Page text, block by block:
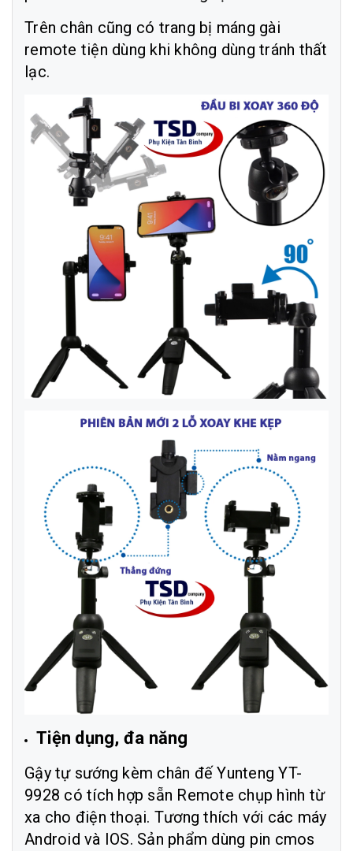
Trên chân cũng có trang bị máng gài
remote tiện dùng khi không dùng tránh thất
lạc.
Tiện dụng, đa năng
Gậy tự sướng kèm chân đế Yunteng YT-
9928 có tích hợp sẵn Remote chụp hình từ
xa cho điện thoại. Tương thích với các máy
Android và IOS. Sản phẩm dùng pin cmos